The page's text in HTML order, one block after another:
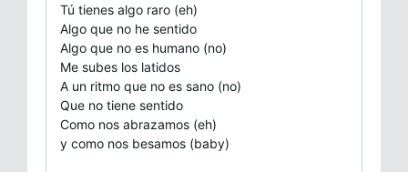
Tú tienes algo raro (eh)
Algo que no he sentido
Algo que no es humano (no)
Me subes los latidos
A un ritmo que no es sano (no)
Que no tiene sentido
Como nos abrazamos (eh)
y como nos besamos (baby)